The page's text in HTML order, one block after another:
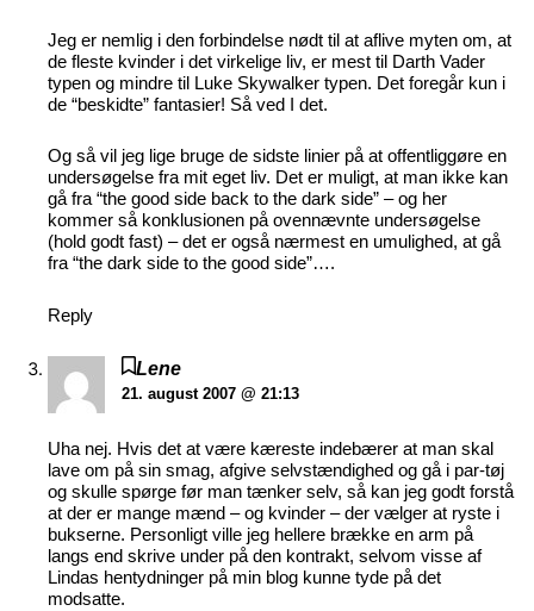
Jeg er nemlig i den forbindelse nødt til at aflive myten om, at
de fleste kvinder i det virkelige liv, er mest til Darth Vader
typen og mindre til Luke Skywalker typen. Det foregår kun i
de “beskidte” fantasier! Så ved I det.
Og så vil jeg lige bruge de sidste linier på at offentliggøre en
undersøgelse fra mit eget liv. Det er muligt, at man ikke kan
gå fra “the good side back to the dark side” – og her
kommer så konklusionen på ovennævnte undersøgelse
(hold godt fast) – det er også nærmest en umulighed, at gå
fra “the dark side to the good side”….
Reply
Lene
21. august 2007 @ 21:13
Uha nej. Hvis det at være kæreste indebærer at man skal
lave om på sin smag, afgive selvstændighed og gå i par-tøj
og skulle spørge før man tænker selv, så kan jeg godt forstå
at der er mange mænd – og kvinder – der vælger at ryste i
bukserne. Personligt ville jeg hellere brække en arm på
langs end skrive under på den kontrakt, selvom visse af
Lindas hentydninger på min blog kunne tyde på det
modsatte.